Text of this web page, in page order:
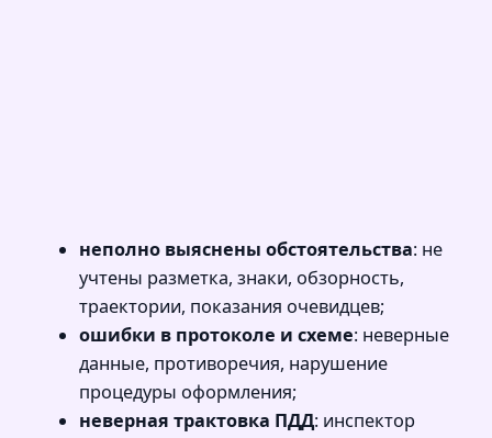
неполно выяснены обстоятельства: не
учтены разметка, знаки, обзорность,
траектории, показания очевидцев;
ошибки в протоколе и схеме: неверные
данные, противоречия, нарушение
процедуры оформления;
неверная трактовка ПДД: инспектор